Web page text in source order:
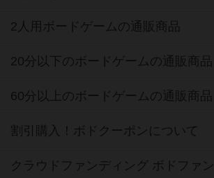
2人用ボードゲームの通販商品
20分以下のボードゲームの通販商品
60分以上のボードゲームの通販商品
割引購入！ボドクーポンについて
クラウドファンディング ボドファン